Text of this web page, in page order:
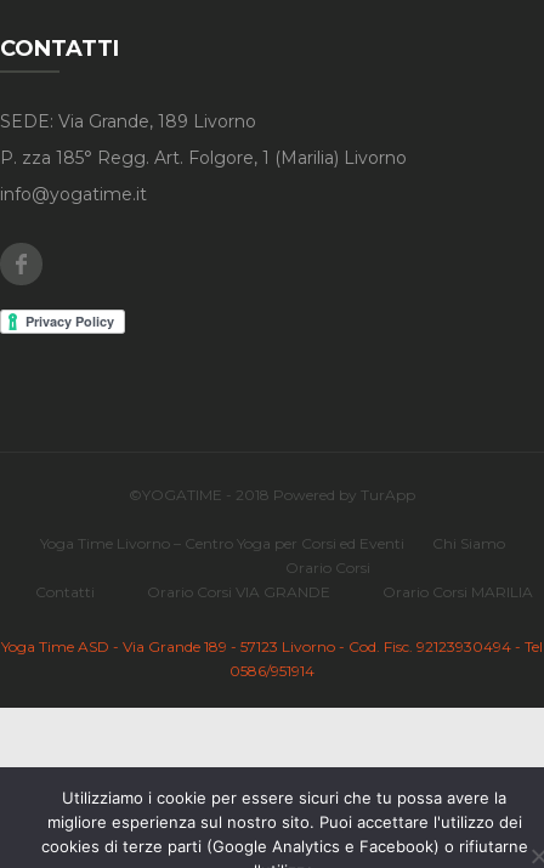
CONTATTI
SEDE: Via Grande, 189 Livorno
P. zza 185° Regg. Art. Folgore, 1 (Marilia) Livorno
info@yogatime.it
©YOGATIME - 2018 Powered by TurApp
Yoga Time Livorno – Centro Yoga per Corsi ed Eventi Chi Siamo
Contatti
Orario Corsi
Orario Corsi VIA GRANDE
Orario Corsi MARILIA
Yoga Time ASD - Via Grande 189 - 57123 Livorno - Cod. Fisc. 92123930494 - Tel
0586/951914
Utilizziamo i cookie per essere sicuri che tu possa avere la
migliore esperienza sul nostro sito. Puoi accettare l'utilizzo dei
cookies di terze parti (Google Analytics e Facebook) o rifiutarne